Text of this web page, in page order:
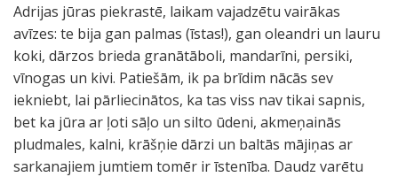
Adrijas jūras piekrastē, laikam vajadzētu vairākas
avīzes: te bija gan palmas (īstas!), gan oleandri un lauru
koki, dārzos brieda granātāboli, mandarīni, persiki,
vīnogas un kivi. Patiešām, ik pa brīdim nācās sev
iekniebt, lai pārliecinātos, ka tas viss nav tikai sapnis,
bet ka jūra ar ļoti sāļo un silto ūdeni, akmeņainās
pludmales, kalni, krāšņie dārzi un baltās mājiņas ar
sarkanajiem jumtiem tomēr ir īstenība. Daudz varētu